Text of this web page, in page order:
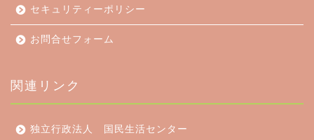
セキュリティーポリシー
お問合せフォーム
関連リンク
独立行政法人 国民生活センター